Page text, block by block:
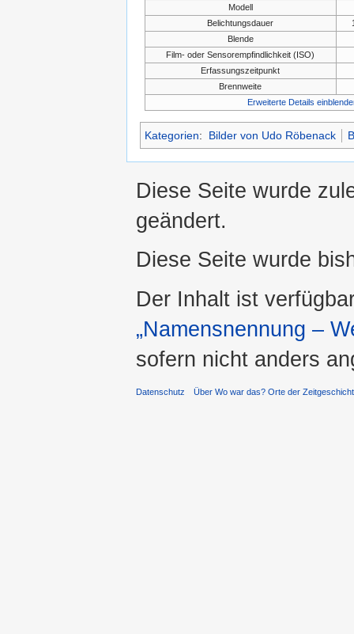
Modell
Belichtungsdauer
Blende
Film- oder Sensorempfindlichkeit (ISO)
Erfassungszeitpunkt
Brennweite
Erweiterte Details
Kategorien: Bilder von Udo Röbenack
Diese Seite wurde
geändert.
Diese Seite wurde
Der Inhalt ist
„Namensnennung –
sofern nicht anders
Datenschutz Über Wo war das? Orte der